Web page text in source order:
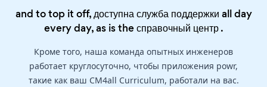
and to top it off, доступна служба поддержки all day
every day, as is theсправочный центр.
Кроме того, наша команда опытных инженеров
работает круглосуточно, чтобы приложения powr,
такие как ваш CM4all Curriculum, работали на вас.